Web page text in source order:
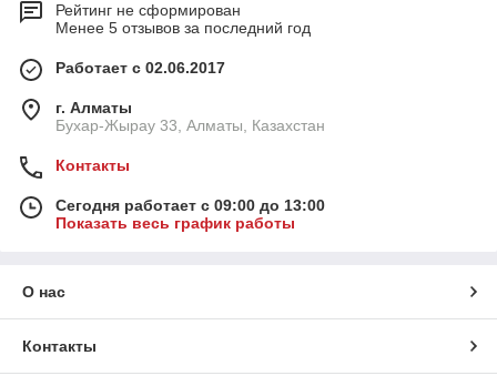
Рейтинг не сформирован
Менее 5 отзывов за последний год
Работает с 02.06.2017
г. Алматы
Бухар-Жырау 33, Алматы, Казахстан
Контакты
Сегодня работает с 09:00 до 13:00
Показать весь график работы
О нас
Контакты